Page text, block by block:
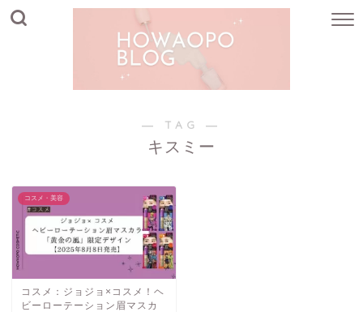
― TAG ―
キスミー
コスメ・美容
コスメ：ジョジョ×コスメ！ヘ
ビーローテーション眉マスカ